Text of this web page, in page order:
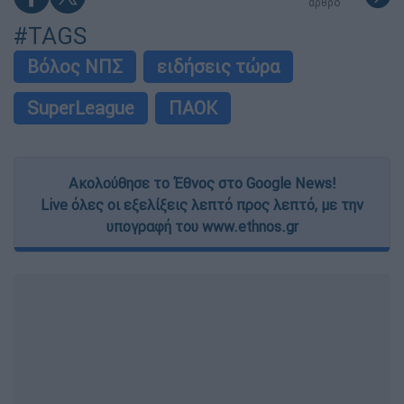
#TAGS
Βόλος ΝΠΣ
ειδήσεις τώρα
SuperLeague
ΠΑΟΚ
Ακολούθησε το Έθνος στο Google News!
Live όλες οι εξελίξεις λεπτό προς λεπτό, με την
υπογραφή του www.ethnos.gr